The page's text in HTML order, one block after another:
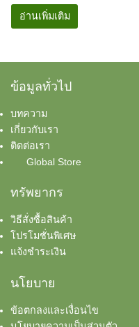
ติดต่อผู้ผลิตหรือโรงงานโดยต
อ่านเพิ่มเติม
ข้อมูลทั่วไป
บทความ
เกี่ยวกับเรา
ติดต่อเรา
Global Store
ทรัพยากร
วิธีสั่งซื้อสินค้า
โปรโมชั่นพิเศษ
แจ้งชำระเงิน
นโยบาย
ข้อตกลงและเงื่อนไข